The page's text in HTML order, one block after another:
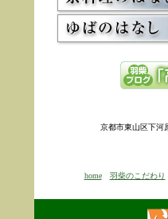
京都市東山区下河
home 羽柴のこだわり